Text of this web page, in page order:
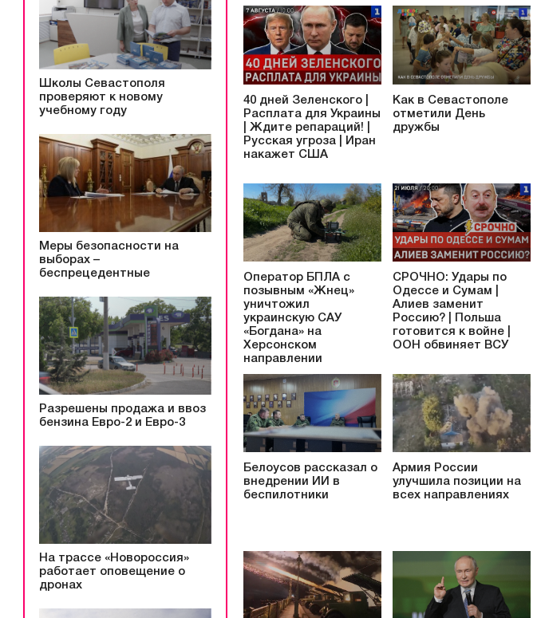
Школы Севастополя
проверяют к новому
учебному году
Меры безопасности на
выборах –
беспрецедентные
Разрешены продажа и ввоз
бензина Евро-2 и Евро-3
На трассе «Новороссия»
работает оповещение о
дронах
40 дней Зеленского |
Расплата для Украины
| Ждите репараций! |
Русская угроза | Иран
накажет США
Как в Севастополе
отметили День
дружбы
Оператор БПЛА с
позывным «Жнец»
уничтожил
украинскую САУ
«Богдана» на
Херсонском
направлении
СРОЧНО: Удары по
Одессе и Сумам |
Алиев заменит
Россию? | Польша
готовится к войне |
ООН обвиняет ВСУ
Белоусов рассказал о
внедрении ИИ в
беспилотники
Армия России
улучшила позиции на
всех направлениях